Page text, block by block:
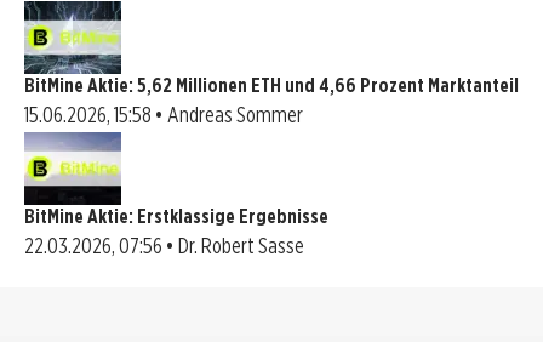
BitMine Aktie: 5,62 Millionen ETH und 4,66 Prozent Marktanteil
15.06.2026, 15:58 • Andreas Sommer
BitMine Aktie: Erstklassige Ergebnisse
22.03.2026, 07:56 • Dr. Robert Sasse